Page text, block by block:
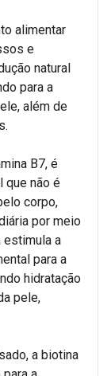
alimentar
e
natural
para a
além de
B7, é
que não é
corpo,
por meio
estimula a
para a
hidratação
pele,
a biotina